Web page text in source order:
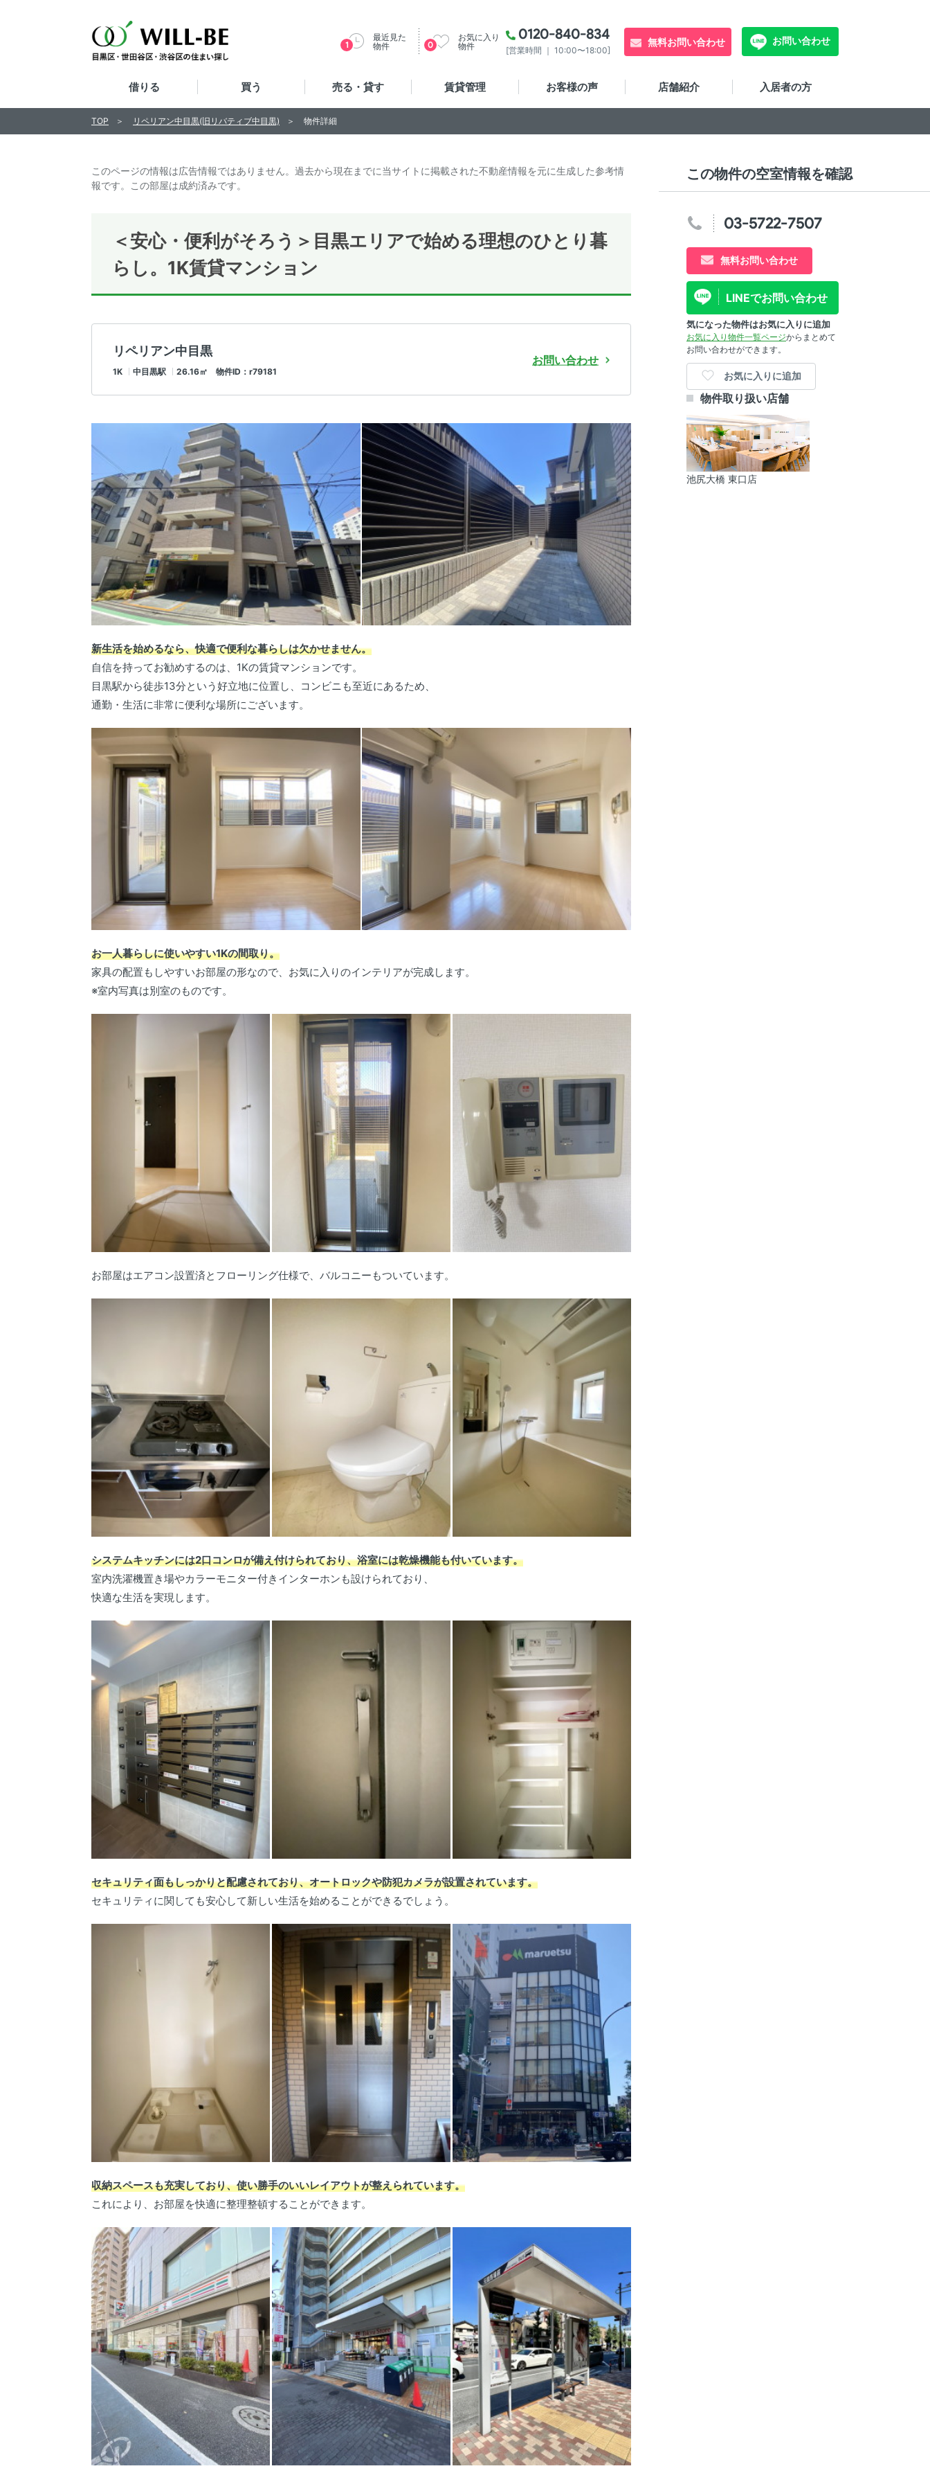
0120-840-834
[営業時間 ｜ 10:00〜18:00]
無料お問い合わせ お問い合わせ
最近見た
物件
1
お気に入り
物件
0
借りる 買う 売る・貸す 賃貸管理 お客様の声 店舗紹介 入居者の方
このページの情報は広告情報ではありません。過去から現在までに当サイトに掲載された不動産情報を元に生成した参考情
報です。この部屋は成約済みです。
＜安心・便利がそろう＞目黒エリアで始める理想のひとり暮
らし。1K賃貸マンション
リペリアン中目黒
1K 中目黒駅 26.16㎡ 物件ID：r79181
お問い合わせ
新生活を始めるなら、快適で便利な暮らしは欠かせません。
自信を持ってお勧めするのは、1Kの賃貸マンションです。
目黒駅から徒歩13分という好立地に位置し、コンビニも至近にあるため、
通勤・生活に非常に便利な場所にございます。
お一人暮らしに使いやすい1Kの間取り。
家具の配置もしやすいお部屋の形なので、お気に入りのインテリアが完成します。
※室内写真は別室のものです。
お部屋はエアコン設置済とフローリング仕様で、バルコニーもついています。
システムキッチンには2口コンロが備え付けられており、浴室には乾燥機能も付いています。
室内洗濯機置き場やカラーモニター付きインターホンも設けられており、
快適な生活を実現します。
セキュリティ面もしっかりと配慮されており、オートロックや防犯カメラが設置されています。
セキュリティに関しても安心して新しい生活を始めることができるでしょう。
収納スペースも充実しており、使い勝手のいいレイアウトが整えられています。
これにより、お部屋を快適に整理整頓することができます。
この物件の空室情報を確認
03-5722-7507
無料お問い合わせ
LINEでお問い合わせ
気になった物件はお気に入りに追加
お気に入り物件一覧ページからまとめて
お問い合わせができます。
お気に入りに追加
物件取り扱い店舗
池尻大橋 東口店
TOP リペリアン中目黒(旧リバティブ中目黒) 物件詳細